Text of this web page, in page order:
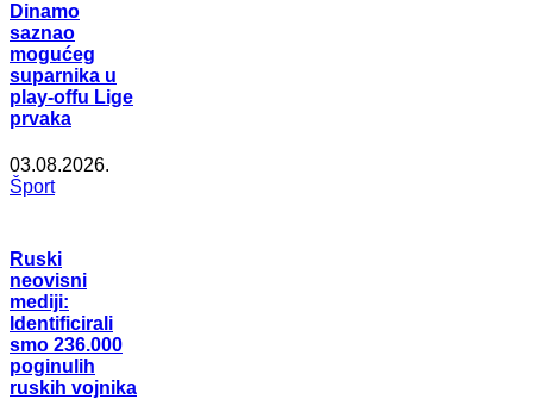
Dinamo
saznao
mogućeg
suparnika u
play-offu Lige
prvaka
03.08.2026.
Šport
Ruski
neovisni
mediji:
Identificirali
smo 236.000
poginulih
ruskih vojnika